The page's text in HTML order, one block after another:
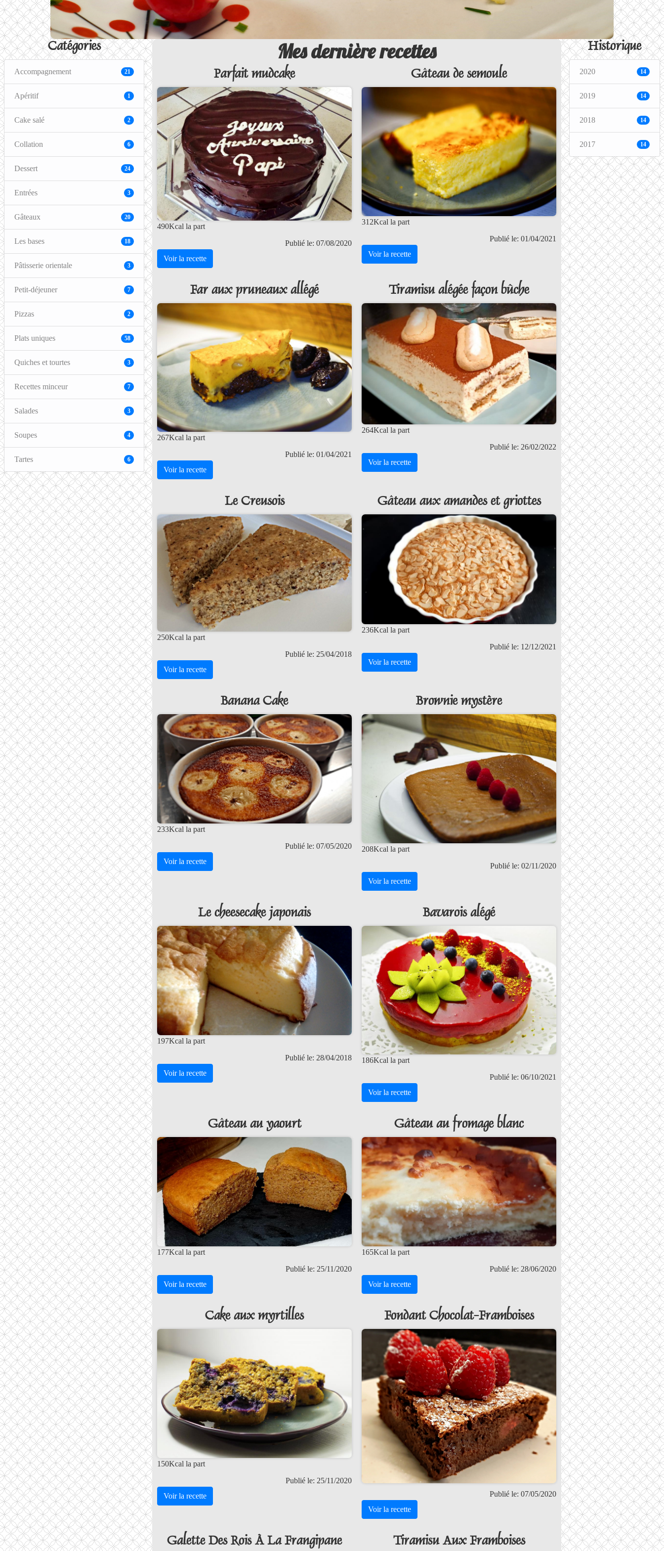
Mes dernière recettes
Parfait mudcake
490Kcal la part
Publié le: 07/08/2020
Voir la recette
Gâteau de semoule
312Kcal la part
Publié le: 01/04/2021
Voir la recette
Far aux pruneaux allégé
267Kcal la part
Publié le: 01/04/2021
Voir la recette
Tiramisu alégée façon bûche
264Kcal la part
Publié le: 26/02/2022
Voir la recette
Le Creusois
250Kcal la part
Publié le: 25/04/2018
Voir la recette
Gâteau aux amandes et griottes
236Kcal la part
Publié le: 12/12/2021
Voir la recette
Banana Cake
233Kcal la part
Publié le: 07/05/2020
Voir la recette
Brownie mystère
208Kcal la part
Publié le: 02/11/2020
Voir la recette
Le cheesecake japonais
197Kcal la part
Publié le: 28/04/2018
Voir la recette
Bavarois alégé
186Kcal la part
Publié le: 06/10/2021
Voir la recette
Gâteau au yaourt
177Kcal la part
Publié le: 25/11/2020
Voir la recette
Gâteau au fromage blanc
165Kcal la part
Publié le: 28/06/2020
Voir la recette
Cake aux myrtilles
150Kcal la part
Publié le: 25/11/2020
Voir la recette
Fondant Chocolat-Framboises
Publié le: 07/05/2020
Voir la recette
Galette Des Rois À La Frangipane Tiramisu Aux Framboises
Catégories
Accompagnement 21
Apéritif 1
Cake salé 2
Collation 6
Dessert 24
Entrées 3
Gâteaux 20
Les bases 18
Pâtisserie orientale 3
Petit-déjeuner 7
Pizzas 2
Plats uniques 58
Quiches et tourtes 3
Recettes minceur 7
Salades 3
Soupes 4
Tartes 6
Historique
2020 14
2019 14
2018 14
2017 14